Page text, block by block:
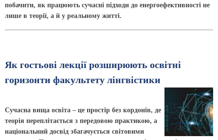
побачити, як працюють сучасні підходи до енергоефективності не
лише в теорії, а й у реальному житті.
Як гостьові лекції розширюють освітні
горизонти факультету лінгвістики
Сучасна вища освіта – це простір без кордонів, де
теорія переплітається з передовою практикою, а
національний досвід збагачується світовими